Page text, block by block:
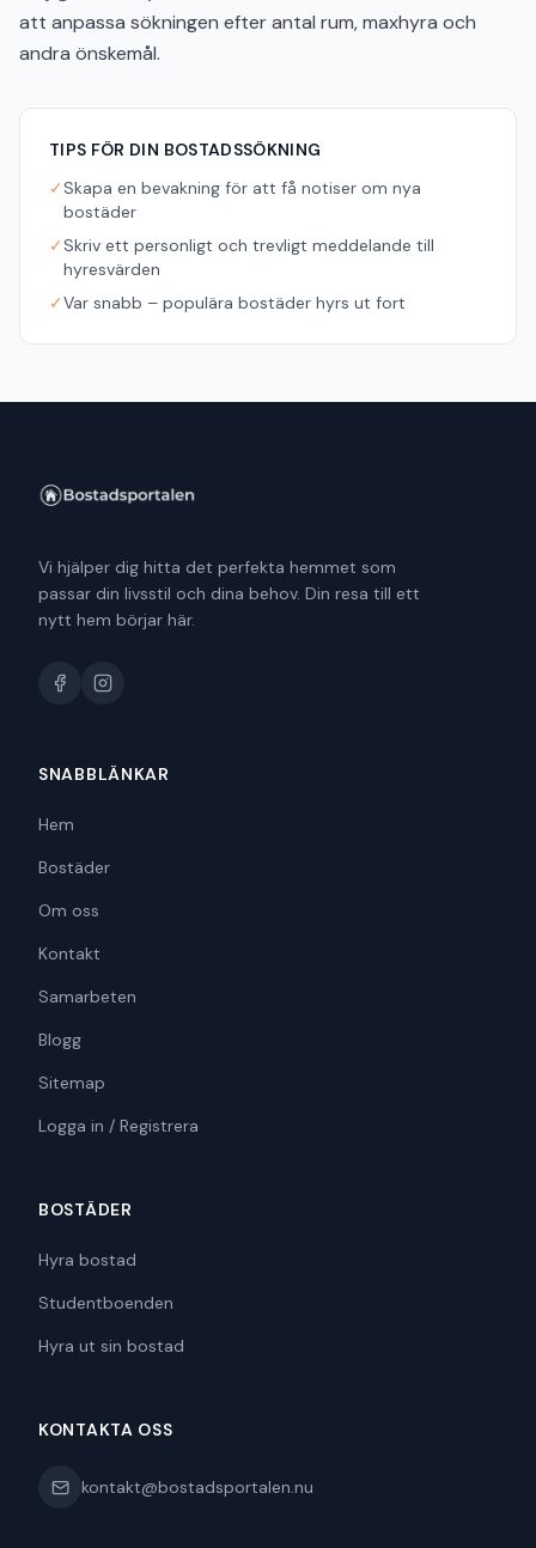
att anpassa sökningen efter antal rum, maxhyra och
andra önskemål.
TIPS FÖR DIN BOSTADSSÖKNING
✓Skapa en bevakning för att få notiser om nya
bostäder
✓Skriv ett personligt och trevligt meddelande till
hyresvärden
✓Var snabb – populära bostäder hyrs ut fort
Vi hjälper dig hitta det perfekta hemmet som
passar din livsstil och dina behov. Din resa till ett
nytt hem börjar här.
SNABBLÄNKAR
Hem
Bostäder
Om oss
Kontakt
Samarbeten
Blogg
Sitemap
Logga in / Registrera
BOSTÄDER
Hyra bostad
Studentboenden
Hyra ut sin bostad
KONTAKTA OSS
kontakt@bostadsportalen.nu